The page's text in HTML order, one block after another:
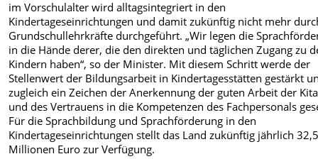
im Vorschulalter wird alltagsintegriert in den
Kindertageseinrichtungen und damit zukünftig nicht mehr
Grundschullehrkräfte durchgeführt. „Wir legen die
in die Hände derer, die den direkten und täglichen Zugang zu
Kindern haben“, so der Minister. Mit diesem Schritt werde der
Stellenwert der Bildungsarbeit in Kindertagesstätten gestärkt
zugleich ein Zeichen der Anerkennung der guten Arbeit der
und des Vertrauens in die Kompetenzen des Fachpersonals
Für die Sprachbildung und Sprachförderung in den
Kindertageseinrichtungen stellt das Land zukünftig jährlich
Millionen Euro zur Verfügung.